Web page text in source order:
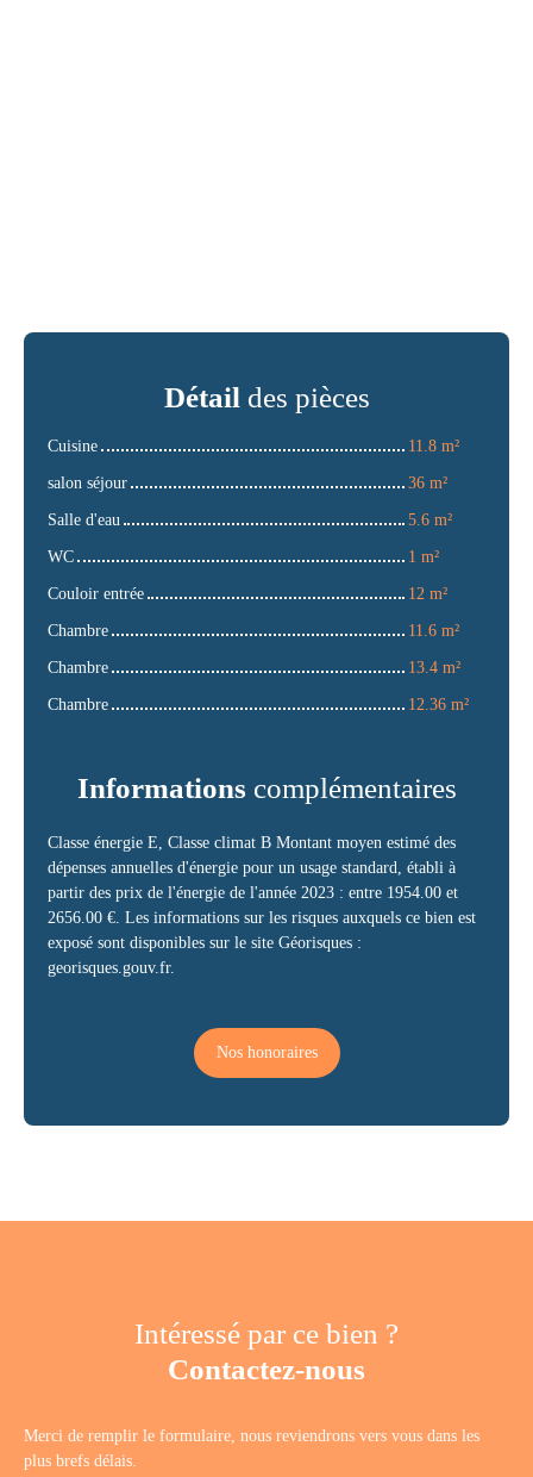
Détail des pièces
Cuisine
11.8 m²
salon séjour
36 m²
Salle d'eau
5.6 m²
WC
1 m²
Couloir entrée
12 m²
Chambre
11.6 m²
Chambre
13.4 m²
Chambre
12.36 m²
Informations complémentaires
Classe énergie E, Classe climat B Montant moyen estimé des
dépenses annuelles d'énergie pour un usage standard, établi à
partir des prix de l'énergie de l'année 2023 : entre 1954.00 et
2656.00 €. Les informations sur les risques auxquels ce bien est
exposé sont disponibles sur le site Géorisques :
georisques.gouv.fr.
Nos honoraires
Intéressé par ce bien ?
Contactez-nous
Merci de remplir le formulaire, nous reviendrons vers vous dans les
plus brefs délais.